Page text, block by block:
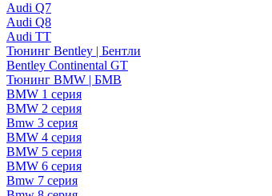
Audi Q7
Audi Q8
Audi TT
Тюнинг Bentley | Бентли
Bentley Continental GT
Тюнинг BMW | БМВ
BMW 1 серия
BMW 2 серия
Bmw 3 серия
BMW 4 серия
BMW 5 серия
BMW 6 серия
Bmw 7 серия